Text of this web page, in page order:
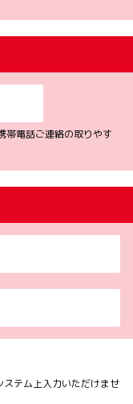
電話ご連絡の取りやす
テム上入力いただけませ